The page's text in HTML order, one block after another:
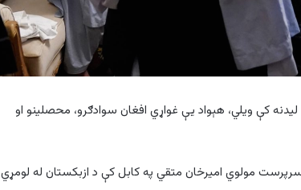
کې ویلي، هېواد یې غواړي افغان سوادګرو، محصلینو او
سرپرست مولوي امیرخان متقي په کابل کې د ازبکستان له لومړي